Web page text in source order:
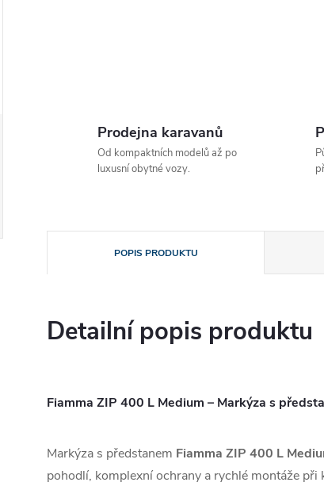
Prodejna karavanů
Od kompaktních modelů až po
luxusní obytné vozy.
POPIS PRODUKTU
Detailní popis produktu
Fiamma ZIP 400 L Medium – Markýza s
Markýza s předstanem Fiamma ZIP 400 L
pohodlí, komplexní ochrany a rychlé montáže